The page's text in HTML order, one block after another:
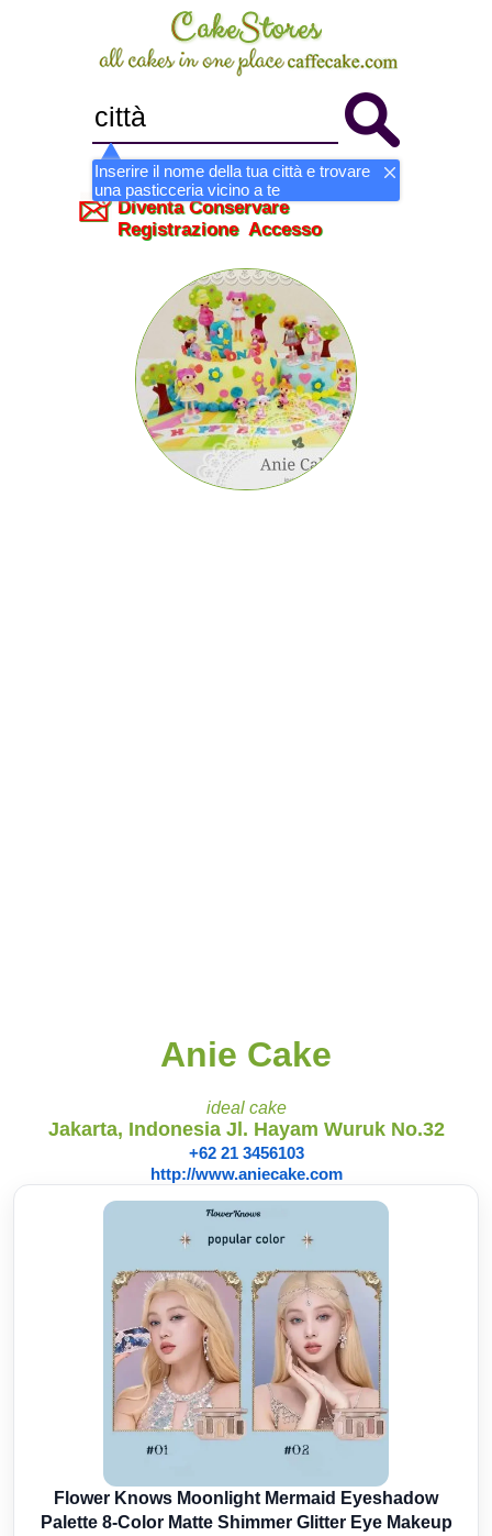
Inserire il nome della tua città e trovare
una pasticceria vicino a te
Diventa Conservare
Registrazione Accesso
Anie Cake
ideal cake
Jakarta, Indonesia Jl. Hayam Wuruk No.32
+62 21 3456103
http://www.aniecake.com
Flower Knows Moonlight Mermaid Eyeshadow
Palette 8-Color Matte Shimmer Glitter Eye Makeup